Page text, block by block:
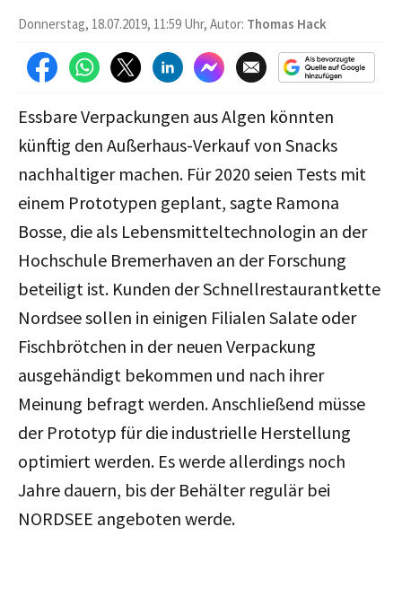
Donnerstag, 18.07.2019, 11:59 Uhr, Autor: Thomas Hack
Essbare Verpackungen aus Algen könnten
künftig den Außerhaus-Verkauf von Snacks
nachhaltiger machen. Für 2020 seien Tests mit
einem Prototypen geplant, sagte Ramona
Bosse, die als Lebensmitteltechnologin an der
Hochschule Bremerhaven an der Forschung
beteiligt ist. Kunden der Schnellrestaurantkette
Nordsee sollen in einigen Filialen Salate oder
Fischbrötchen in der neuen Verpackung
ausgehändigt bekommen und nach ihrer
Meinung befragt werden. Anschließend müsse
der Prototyp für die industrielle Herstellung
optimiert werden. Es werde allerdings noch
Jahre dauern, bis der Behälter regulär bei
NORDSEE angeboten werde.